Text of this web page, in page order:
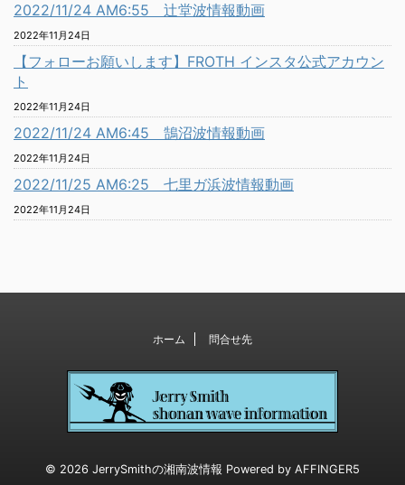
2022/11/24 AM6:55 辻堂波情報動画
2022年11月24日
【フォローお願いします】FROTH インスタ公式アカウン
ト
2022年11月24日
2022/11/24 AM6:45 鵠沼波情報動画
2022年11月24日
2022/11/25 AM6:25 七里ガ浜波情報動画
2022年11月24日
ホーム 問合せ先
© 2026 JerrySmithの湘南波情報 Powered by AFFINGER5